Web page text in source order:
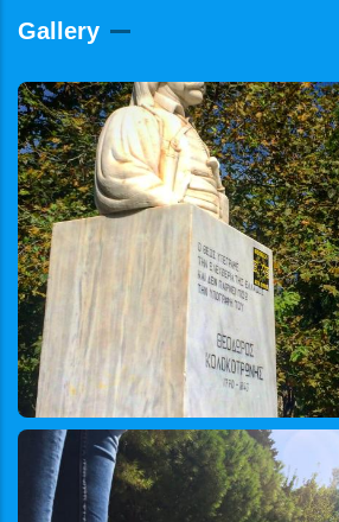
Gallery